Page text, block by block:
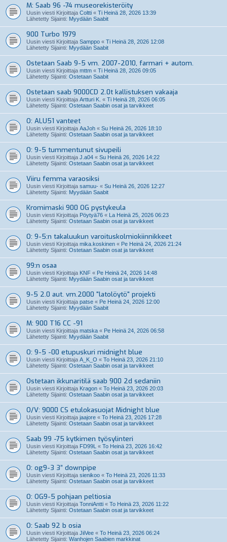
M: Saab 96 -74 museorekisteröity
Uusin viesti Kirjoittaja Coltti « Ti Heinä 28, 2026 13:39
Lähetetty Sijainti: Myydään Saabit
900 Turbo 1979
Uusin viesti Kirjoittaja Samppo « Ti Heinä 28, 2026 12:08
Lähetetty Sijainti: Myydään Saabit
Ostetaan Saab 9-5 vm. 2007-2010, farmari + autom.
Uusin viesti Kirjoittaja mttm « Ti Heinä 28, 2026 09:05
Lähetetty Sijainti: Ostetaan Saabit
Ostetaan saab 9000CD 2.0t kallistuksen vakaaja
Uusin viesti Kirjoittaja Artturi K. « Ti Heinä 28, 2026 06:05
Lähetetty Sijainti: Ostetaan Saabin osat ja tarvikkeet
O: ALU51 vanteet
Uusin viesti Kirjoittaja AaJoh « Su Heinä 26, 2026 18:10
Lähetetty Sijainti: Ostetaan Saabin osat ja tarvikkeet
O: 9-5 tummentunut sivupeili
Uusin viesti Kirjoittaja J.a04 « Su Heinä 26, 2026 14:22
Lähetetty Sijainti: Ostetaan Saabin osat ja tarvikkeet
Viiru femma varaosiksi
Uusin viesti Kirjoittaja samuu- « Su Heinä 26, 2026 12:27
Lähetetty Sijainti: Myydään Saabit
Kromimaski 900 OG pystykeula
Uusin viesti Kirjoittaja Pöytyä76 « La Heinä 25, 2026 06:23
Lähetetty Sijainti: Ostetaan Saabin osat ja tarvikkeet
O: 9-5:n takaluukun varoituskolmiokiinnikkeet
Uusin viesti Kirjoittaja mika.koskinen « Pe Heinä 24, 2026 21:24
Lähetetty Sijainti: Ostetaan Saabin osat ja tarvikkeet
99:n osaa
Uusin viesti Kirjoittaja KNF « Pe Heinä 24, 2026 14:48
Lähetetty Sijainti: Myydään Saabin osat ja tarvikkeet
9-5 2.0 aut. vm.2000 "latolöytö" projekti
Uusin viesti Kirjoittaja patse « Pe Heinä 24, 2026 12:00
Lähetetty Sijainti: Myydään Saabit
M: 900 T16 CC -91
Uusin viesti Kirjoittaja matska « Pe Heinä 24, 2026 06:58
Lähetetty Sijainti: Myydään Saabit
O: 9-5 -00 etupuskuri midnight blue
Uusin viesti Kirjoittaja A_K_O « To Heinä 23, 2026 21:10
Lähetetty Sijainti: Ostetaan Saabin osat ja tarvikkeet
Ostetaan ikkunaritilä saab 900 2d sedaniin
Uusin viesti Kirjoittaja Kragon « To Heinä 23, 2026 20:03
Lähetetty Sijainti: Ostetaan Saabin osat ja tarvikkeet
O/V: 9000 CS etulokasuojat Midnight blue
Uusin viesti Kirjoittaja jaajore « To Heinä 23, 2026 17:28
Lähetetty Sijainti: Ostetaan Saabin osat ja tarvikkeet
Saab 99 -75 kytkimen työsylinteri
Uusin viesti Kirjoittaja FD99L « To Heinä 23, 2026 16:42
Lähetetty Sijainti: Ostetaan Saabin osat ja tarvikkeet
O: og9-3 3” downpipe
Uusin viesti Kirjoittaja sienikoo « To Heinä 23, 2026 11:33
Lähetetty Sijainti: Ostetaan Saabin osat ja tarvikkeet
O: OG9-5 pohjaan peltiosia
Uusin viesti Kirjoittaja TonniAntti « To Heinä 23, 2026 11:22
Lähetetty Sijainti: Ostetaan Saabin osat ja tarvikkeet
O: Saab 92 b osia
Uusin viesti Kirjoittaja JiiVee « To Heinä 23, 2026 06:24
Lähetetty Sijainti: Wanhojen Saabien markkinat